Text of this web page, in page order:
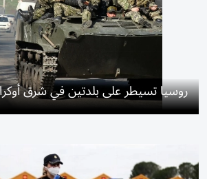
روسيا تسيطر على بلدتين في شرق